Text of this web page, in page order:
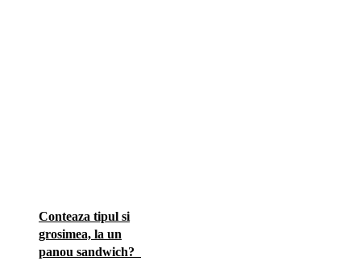
Conteaza tipul si
grosimea, la un
panou sandwich?